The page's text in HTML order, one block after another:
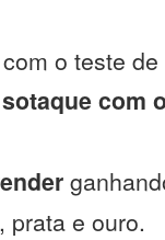
o teste
com
prata e ouro.